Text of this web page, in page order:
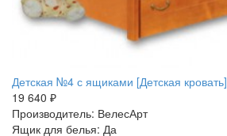
Детская №4 с ящиками [Детская кровать]
19 640 ₽
Производитель: ВелесАрт
Ящик для белья: Да